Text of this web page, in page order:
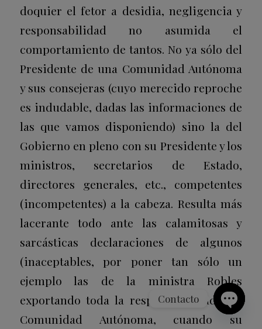
doquier el fetor a desidia, negligencia y
responsabilidad no asumida el
comportamiento de tantos. No ya sólo del
Presidente de una Comunidad Autónoma
y sus consejeras (cuyo merecido reproche
es indudable, dadas las informaciones de
las que vamos disponiendo) sino la del
Gobierno en pleno con su Presidente y los
ministros, secretarios de Estado,
directores generales, etc., competentes
(incompetentes) a la cabeza. Resulta más
lacerante todo ante las calamitosas y
sarcásticas declaraciones de algunos
(inaceptables, por poner tan sólo un
ejemplo las de la ministra Robles
exportando toda la responsabilidad a la
Comunidad Autónoma, cuando su
Contacto
Open